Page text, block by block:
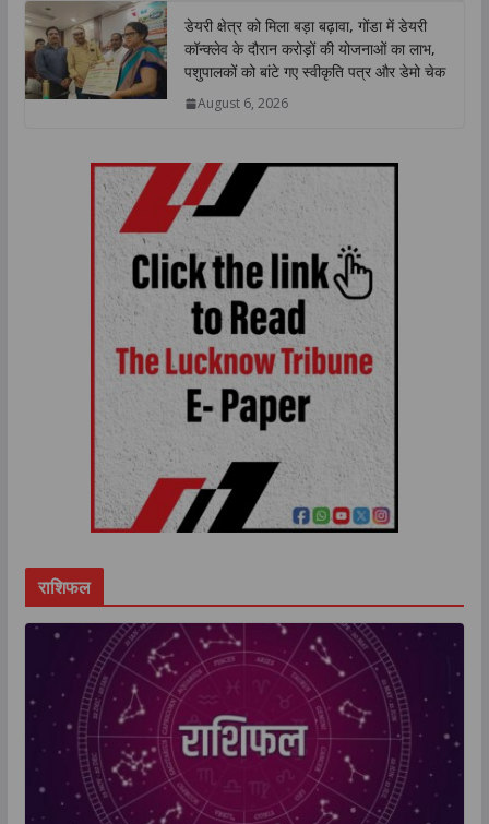
डेयरी क्षेत्र को मिला बड़ा बढ़ावा, गोंडा में डेयरी
कॉन्क्लेव के दौरान करोड़ों की योजनाओं का लाभ,
पशुपालकों को बांटे गए स्वीकृति पत्र और डेमो चेक
August 6, 2026
राशिफल